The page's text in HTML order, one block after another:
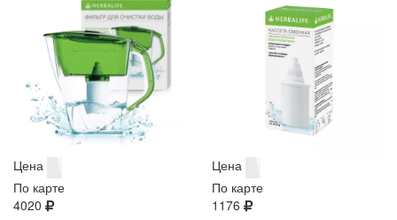
Цена
По карте
4020
Цена
По карте
1176